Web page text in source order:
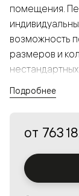
помещения.
возможность
размеров и
а большой
решения в
Подробнее
от 763